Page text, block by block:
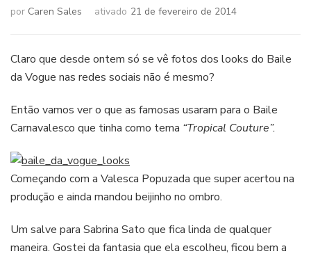
por Caren Sales ativado 21 de fevereiro de 2014
Claro que desde ontem só se vê fotos dos looks do Baile
da Vogue nas redes sociais não é mesmo?
Então vamos ver o que as famosas usaram para o Baile
Carnavalesco que tinha como tema “Tropical Couture”.
Começando com a Valesca Popuzada que super acertou na
produção e ainda mandou beijinho no ombro.
Um salve para Sabrina Sato que fica linda de qualquer
maneira. Gostei da fantasia que ela escolheu, ficou bem a